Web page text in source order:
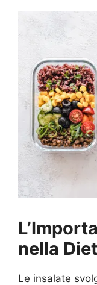
nella
Le insalate